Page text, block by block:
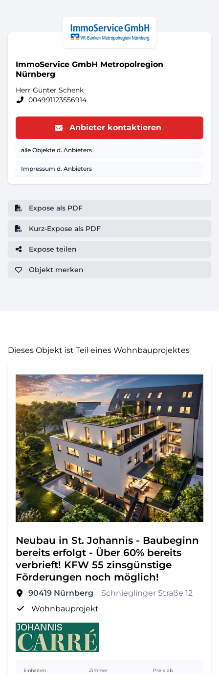
ImmoService GmbH Metropolregion
Nürnberg
Herr Günter Schenk
004991123556914
Anbieter kontaktieren
alle Objekte d. Anbieters
Impressum d. Anbieters
Expose als PDF
Kurz-Expose als PDF
Expose teilen
Objekt merken
Dieses Objekt ist Teil eines Wohnbauprojektes
Neubau in St. Johannis - Baubeginn
bereits erfolgt - Über 60% bereits
verbrieft! KFW 55 zinsgünstige
Förderungen noch möglich!
90419 Nürnberg
Schnieglinger Straße 12
Wohnbauprojekt
Einheiten Zimmer Preis ab